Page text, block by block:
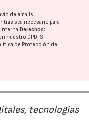
de emails
sea necesario para
Derechos:
nuestro DPD. Si
de Protección de
tecnologías